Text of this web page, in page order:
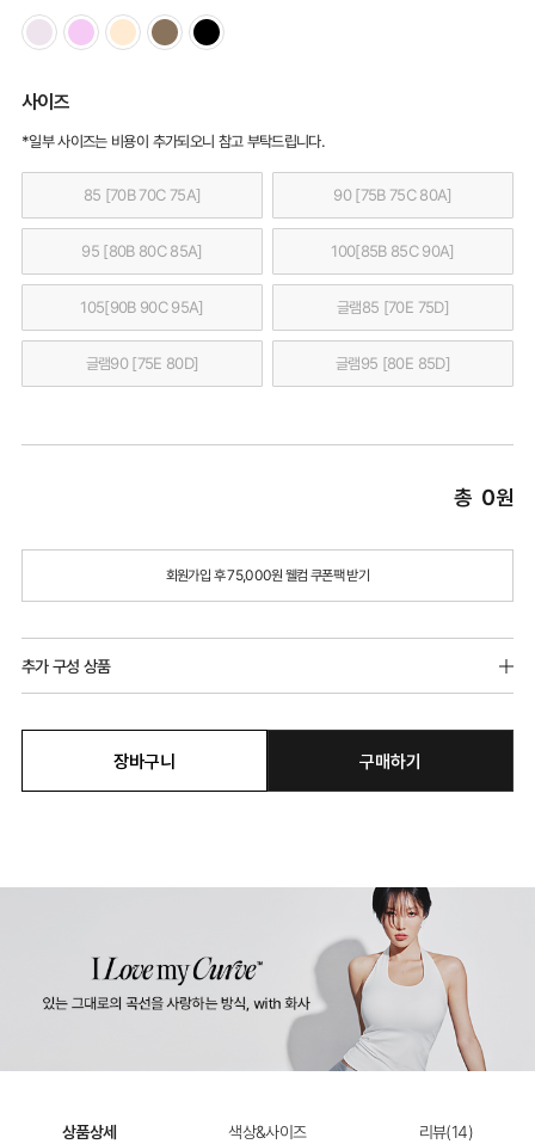
사이즈
*일부 사이즈는 비용이 추가되오니 참고 부탁드립니다.
85 [70B 70C 75A] 90 [75B 75C 80A]
95 [80B 80C 85A] 100[85B 85C 90A]
105[90B 90C 95A] 글램85 [70E 75D]
글램90 [75E 80D] 글램95 [80E 85D]
총 0원
회원가입 후 75,000원 웰컴 쿠폰팩 받기
추가 구성 상품
물방울패드 더쫀쫀 쉬는날 팬티
장바구니 구매하기
상품상세 색상&사이즈 리뷰(14)